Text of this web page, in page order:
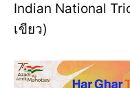
Indian National
เขียว)